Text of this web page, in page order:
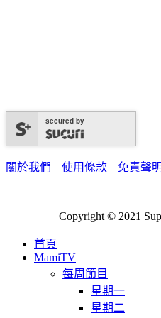
secured by
關於我們 | 使用條款 | 免責聲明
Copyright © 2021
首頁
MamiTV
每周節目
星期一
星期二